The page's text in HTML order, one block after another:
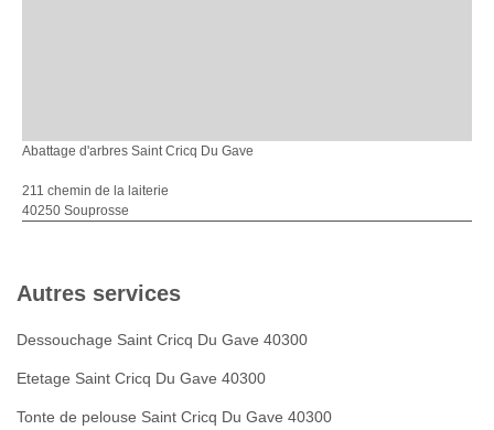
Abattage d'arbres Saint Cricq Du Gave
211 chemin de la laiterie
40250 Souprosse
Autres services
Dessouchage Saint Cricq Du Gave 40300
Etetage Saint Cricq Du Gave 40300
Tonte de pelouse Saint Cricq Du Gave 40300